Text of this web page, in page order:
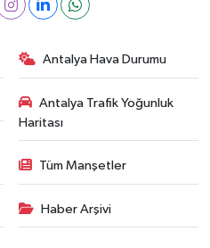
Antalya Hava Durumu
Antalya Trafik Yoğunluk
Haritası
Tüm Manşetler
Haber Arşivi